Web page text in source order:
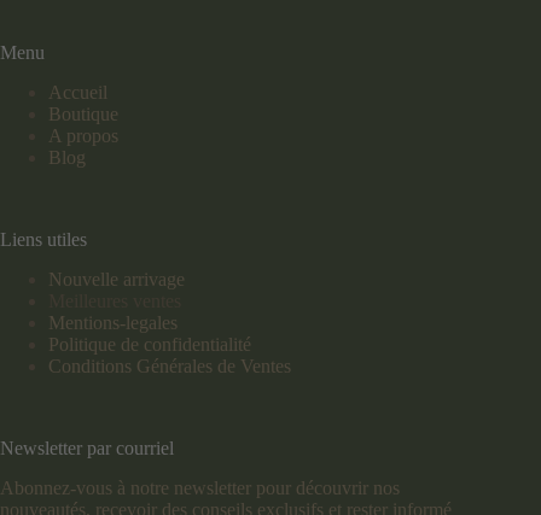
Menu
Accueil
Boutique
A propos
Blog
Liens utiles
Nouvelle arrivage
Mentions-legales
Politique de confidentialité
Conditions Générales de Ventes
Newsletter par courriel
Abonnez-vous à notre newsletter pour découvrir nos
nouveautés, recevoir des conseils exclusifs et rester informé